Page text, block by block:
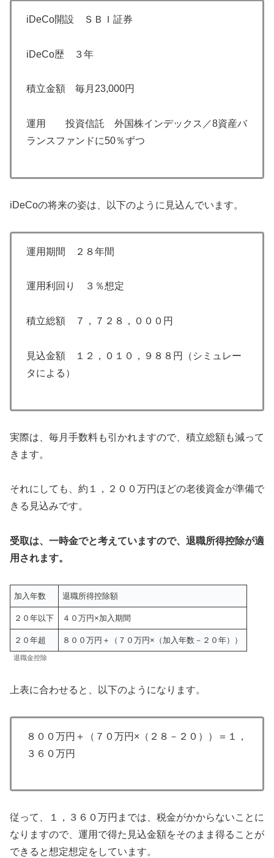
iDeCo開設 ＳＢＩ証券
iDeCo歴 ３年
積立金額 毎月23,000円
運用 投資信託 外国株インデックス／8資産バ
ランスファンドに50％ずつ
iDeCoの将来の姿は、以下のように見込んでいます。
運用期間 ２８年間
運用利回り ３％想定
積立総額 ７，７２８，０００円
見込金額 １２，０１０，９８８円（シミュレー
タによる）
実際は、毎月手数料も引かれますので、積立総額も減って
きます。
それにしても、約１，２００万円ほどの老後資金が準備で
きる見込みです。
受取は、一時金でと考えていますので、退職所得控除が適
用されます。
加入年数 退職所得控除額
２０年以下 ４０万円×加入期間
２０年超 ８００万円＋（７０万円×（加入年数－２０年））
退職金控除
上表に合わせると、以下のようになります。
８００万円＋（７０万円×（２８－２０））＝１，
３６０万円
従って、１，３６０万円までは、税金がかからないことに
なりますので、運用で得た見込金額をそのまま得ることが
できると想定想定をしています。